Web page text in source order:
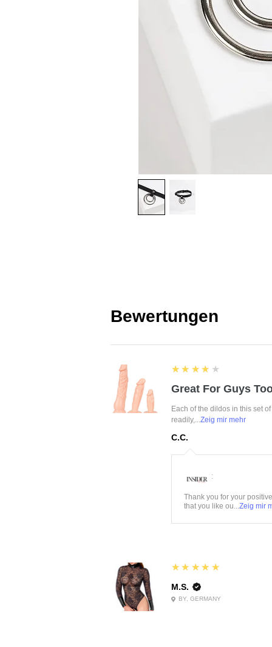
Bewertungen
4
★★★★★
Great For Guys
Each of the dildos in this set
readily,...Zeig mir mehr
C.C.
:
Thank you for your
that you like ou...Zeig mir
5
★★★★★
M.S.
BY, GERMANY